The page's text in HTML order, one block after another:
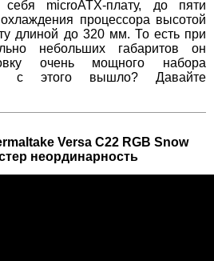
microATX-плату, до пяти
процессора высотой
длиной до 320 мм. То есть при
небольших габаритов он
очень мощного набора
с этого вышло? Давайте
Versa C22 RGB Snow
неординарность